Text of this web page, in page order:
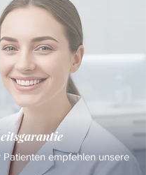
Patienten empfehlen unsere